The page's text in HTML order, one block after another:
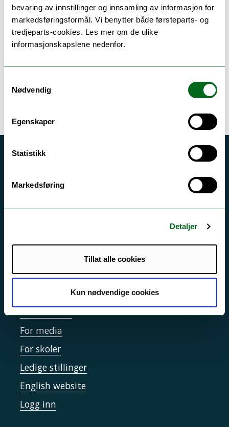
bevaring av innstillinger og innsamling av informasjon for
markedsføringsformål. Vi benytter både førsteparts- og
tredjeparts-cookies. Les mer om de ulike
informasjonskapslene nedenfor.
Nødvendig
Egenskaper
Statistikk
Markedsføring
Detaljer
Tillat alle cookies
Kun nødvendige cookies
Våre forskningsgrupper og sentre
(NVA)
Akutt hjelp
Sikkerhet, beredskap og personvern
Tilgjengelighetserklæring
Kontakt UiT
For media
For skoler
Ledige stillinger
English website
Logg inn